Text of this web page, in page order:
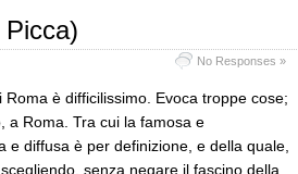
No Responses »
Roma è difficilissimo. Evoca troppe cose;
a Roma. Tra cui la famosa e
e diffusa è per definizione, e della quale,
, scegliendo, senza negare il fascino della